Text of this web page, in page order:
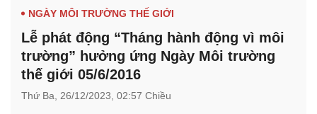
NGÀY MÔI TRƯỜNG THẾ GIỚI
Lễ phát động “Tháng hành động vì môi
trường” hưởng ứng Ngày Môi trường
thế giới 05/6/2016
Thứ Ba, 26/12/2023, 02:57 Chiều